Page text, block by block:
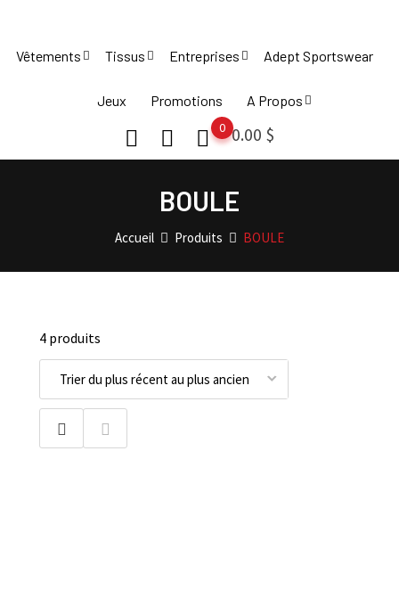
content
Vêtements Tissus Entreprises Adept Sportswear
Jeux Promotions A Propos
0.00 $
0
BOULE
Accueil Produits BOULE
4 produits